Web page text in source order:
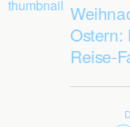
Ostern:
Reise-